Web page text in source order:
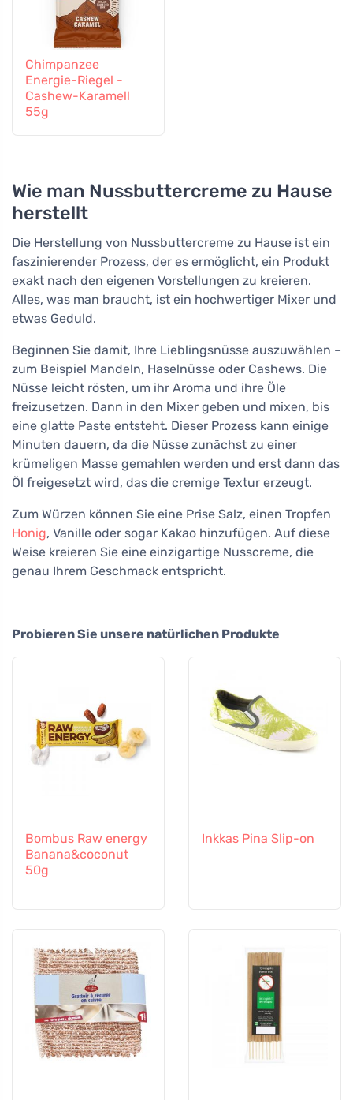
Chimpanzee
Energie-Riegel -
Cashew-Karamell
55g
Wie man Nussbuttercreme zu Hause
herstellt
Die Herstellung von Nussbuttercreme zu Hause ist ein
faszinierender Prozess, der es ermöglicht, ein Produkt
exakt nach den eigenen Vorstellungen zu kreieren.
Alles, was man braucht, ist ein hochwertiger Mixer und
etwas Geduld.
Beginnen Sie damit, Ihre Lieblingsnüsse auszuwählen –
zum Beispiel Mandeln, Haselnüsse oder Cashews. Die
Nüsse leicht rösten, um ihr Aroma und ihre Öle
freizusetzen. Dann in den Mixer geben und mixen, bis
eine glatte Paste entsteht. Dieser Prozess kann einige
Minuten dauern, da die Nüsse zunächst zu einer
krümeligen Masse gemahlen werden und erst dann das
Öl freigesetzt wird, das die cremige Textur erzeugt.
Zum Würzen können Sie eine Prise Salz, einen Tropfen
Honig, Vanille oder sogar Kakao hinzufügen. Auf diese
Weise kreieren Sie eine einzigartige Nusscreme, die
genau Ihrem Geschmack entspricht.
Probieren Sie unsere natürlichen Produkte
Bombus Raw energy
Banana&coconut
50g
Inkkas Pina Slip-on